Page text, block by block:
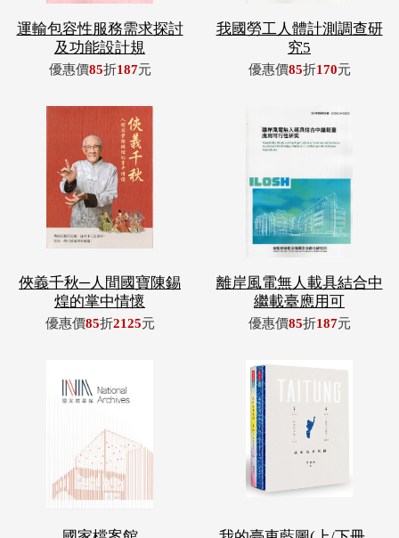
運輸包容性服務需求探討
及功能設計規
優惠價85折187元
我國勞工人體計測調查研
究5
優惠價85折170元
俠義千秋─人間國寶陳錫
煌的掌中情懷
優惠價85折2125元
離岸風電無人載具結合中
繼載臺應用可
優惠價85折187元